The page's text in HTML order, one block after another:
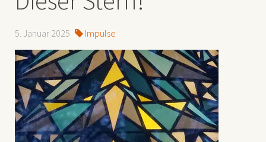
5. Januar 2025 Impulse